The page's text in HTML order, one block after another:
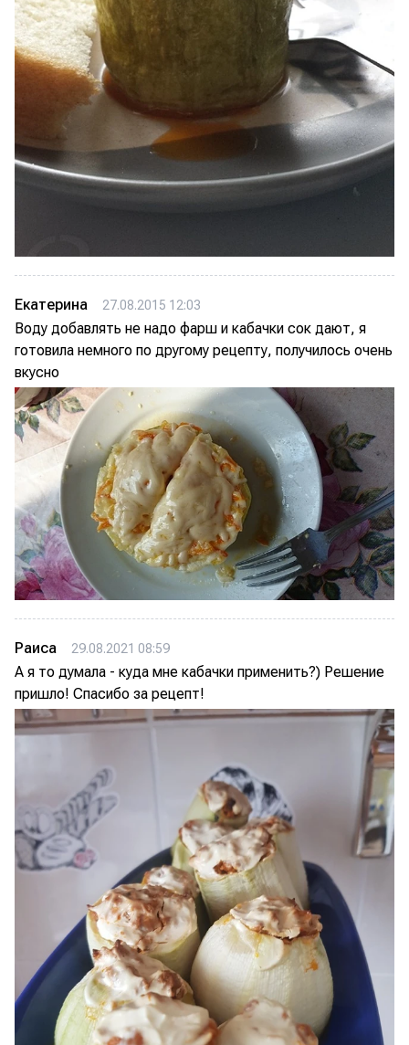
Екатерина 27.08.2015 12:03
Воду добавлять не надо фарш и кабачки сок дают, я
готовила немного по другому рецепту, получилось очень
вкусно
Раиса 29.08.2021 08:59
А я то думала - куда мне кабачки применить?) Решение
пришло! Спасибо за рецепт!